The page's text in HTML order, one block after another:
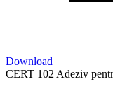
Download
CERT 102 Adeziv